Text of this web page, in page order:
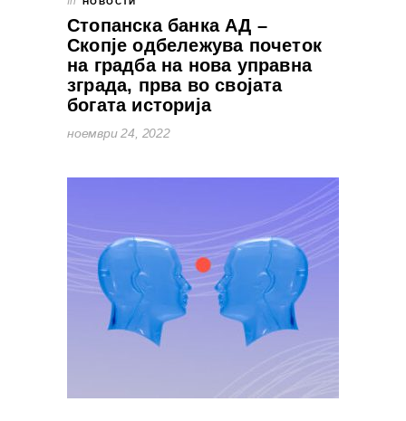
Стопанска банка АД –
Скопје одбележува почеток
на градба на нова управна
зграда, прва во својата
богата историја
ноември 24, 2022